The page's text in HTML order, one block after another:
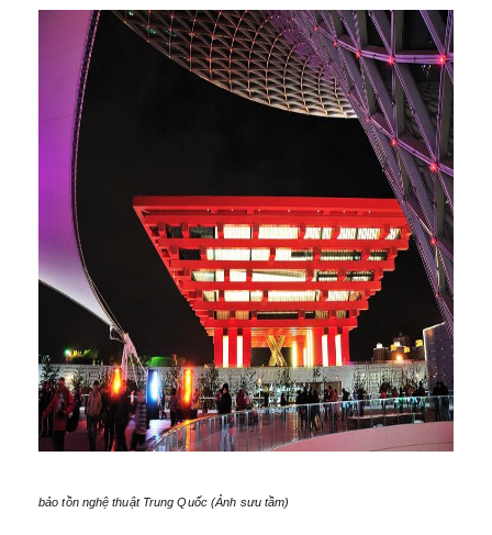
bảo tồn nghệ thuật Trung Quốc (Ảnh sưu tầm)